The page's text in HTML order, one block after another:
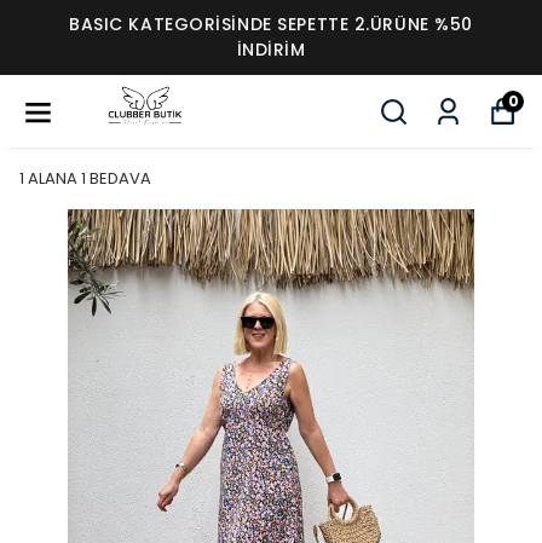
BASIC KATEGORİSİNDE SEPETTE 2.ÜRÜNE %50
İNDİRİM
0
1 ALANA 1 BEDAVA